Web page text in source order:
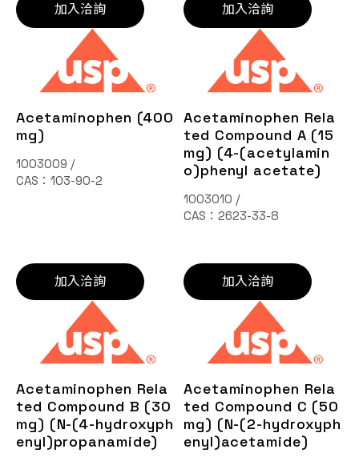
加入洽詢 加入洽詢
Acetaminophen (400
mg)
1003009 /
CAS：103-90-2
加入洽詢
Acetaminophen Rela
ted Compound A (15
mg) (4-(acetylamin
o)phenyl acetate)
1003010 /
CAS：2623-33-8
加入洽詢
Acetaminophen Rela
ted Compound B (30
mg) (N-(4-hydroxyph
enyl)propanamide)
Acetaminophen Rela
ted Compound C (50
mg) (N-(2-hydroxyph
enyl)acetamide)